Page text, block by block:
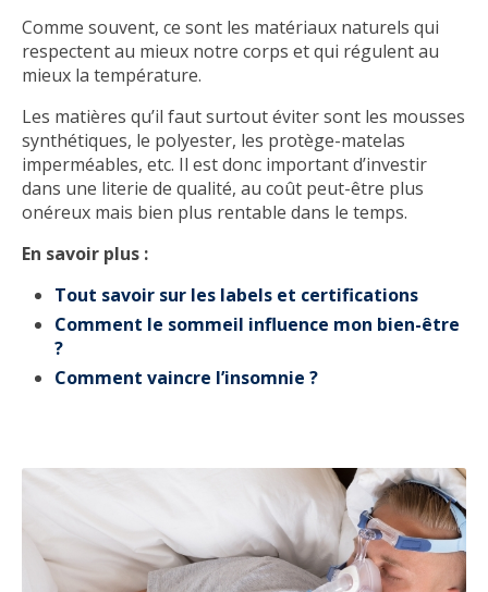
Comme souvent, ce sont les matériaux naturels qui
respectent au mieux notre corps et qui régulent au
mieux la température.
Les matières qu’il faut surtout éviter sont les mousses
synthétiques, le polyester, les protège-matelas
imperméables, etc. Il est donc important d’investir
dans une literie de qualité, au coût peut-être plus
onéreux mais bien plus rentable dans le temps.
En savoir plus :
Tout savoir sur les labels et certifications
Comment le sommeil influence mon bien-être
?
Comment vaincre l’insomnie ?